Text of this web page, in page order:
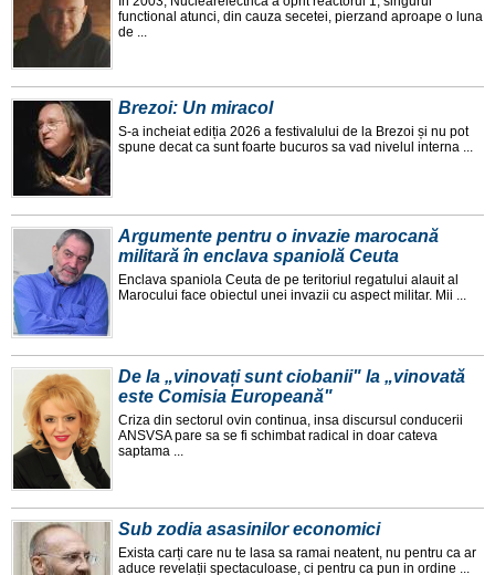
functional atunci, din cauza secetei, pierzand aproape o luna
de ...
Brezoi: Un miracol
S-a incheiat ediția 2026 a festivalului de la Brezoi și nu pot
spune decat ca sunt foarte bucuros sa vad nivelul interna ...
Argumente pentru o invazie marocană
militară în enclava spaniolă Ceuta
Enclava spaniola Ceuta de pe teritoriul regatului alauit al
Marocului face obiectul unei invazii cu aspect militar. Mii ...
De la „vinovați sunt ciobanii" la „vinovată
este Comisia Europeană"
Criza din sectorul ovin continua, insa discursul conducerii
ANSVSA pare sa se fi schimbat radical in doar cateva
saptama ...
Sub zodia asasinilor economici
Exista carți care nu te lasa sa ramai neatent, nu pentru ca ar
aduce revelații spectaculoase, ci pentru ca pun in ordine ...